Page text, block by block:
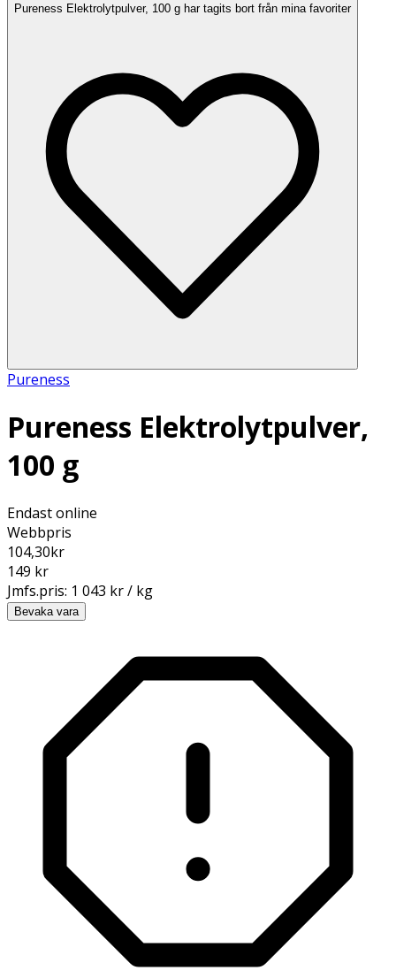
Pureness Elektrolytpulver, 100 g har tagits bort från mina favoriter
Pureness
Pureness Elektrolytpulver,
100 g
Endast online
Webbpris
104,30kr
149 kr
Jmfs.pris: 1 043 kr / kg
Bevaka vara